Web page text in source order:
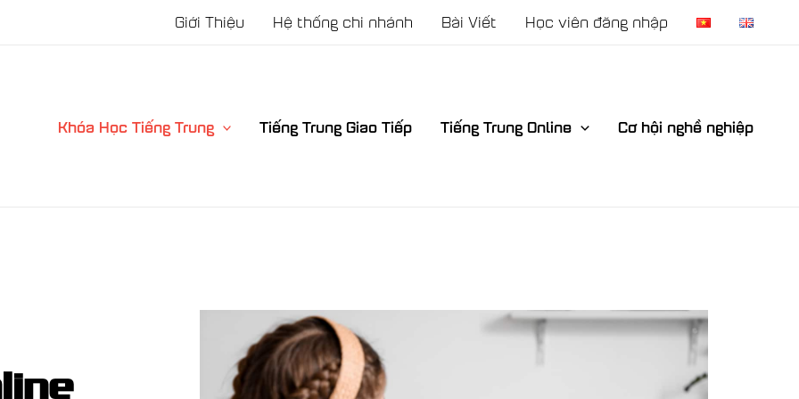
Giới Thiệu Hệ thống chi nhánh Bài Viết Học viên đăng nhập
Khóa Học Tiếng Trung Tiếng Trung Giao Tiếp Tiếng Trung Online Cơ hội nghề nghiệp